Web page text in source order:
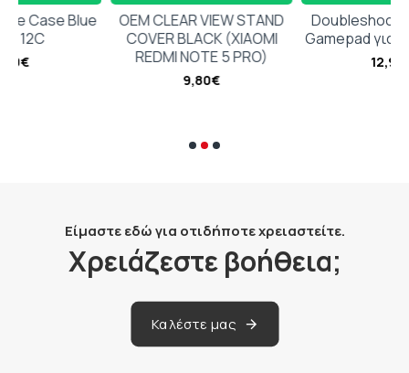
OEM CLEAR VIEW STAND
COVER BLACK (XIAOMI
REDMI NOTE 5 PRO)
Doubleshock Ασύρματο
Gamepad για PS3 Κόκκινο
Είμαστε εδώ για οτιδήποτε χρειαστείτε.
Χρειάζεστε βοήθεια;
Καλέστε μας